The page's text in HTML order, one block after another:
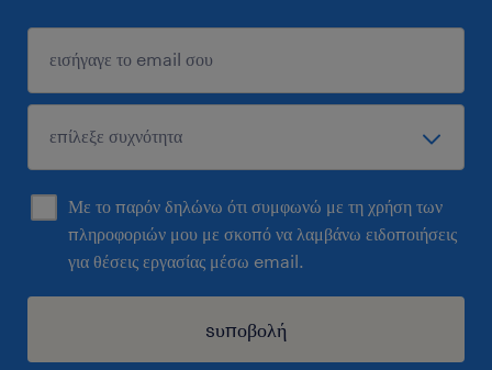
Με το παρόν δηλώνω ότι συμφωνώ με τη χρήση των
πληροφοριών μου με σκοπό να λαμβάνω ειδοποιήσεις
για θέσεις εργασίας μέσω email.
sυποβολή